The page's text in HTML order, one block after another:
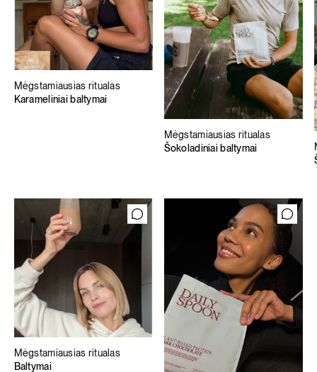
Mėgstamiausias ritualas
Karameliniai baltymai
Mėgstamiausias ritualas
Šokoladiniai baltymai
Mėgstamiausias ritualas
Baltymai